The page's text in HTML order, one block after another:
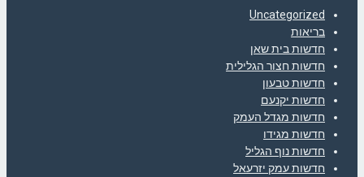
Uncategorized
בריאות
חדשות בית שאן
חדשות חצור הגלילית
חדשות טבעון
חדשות יקנעם
חדשות מגדל העמק
חדשות מגידו
חדשות נוף הגליל
חדשות עמק יזרעאל